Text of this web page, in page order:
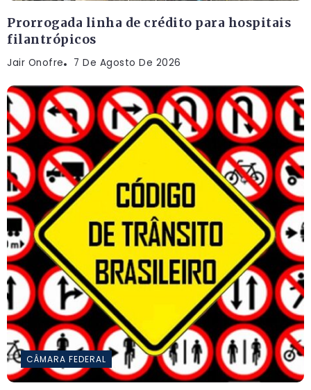
Prorrogada linha de crédito para hospitais
filantrópicos
Jair Onofre 7 De Agosto De 2026
CÂMARA FEDERAL